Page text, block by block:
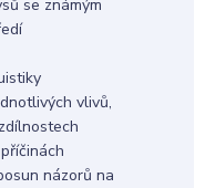
se známým
vlivů,
názorů na